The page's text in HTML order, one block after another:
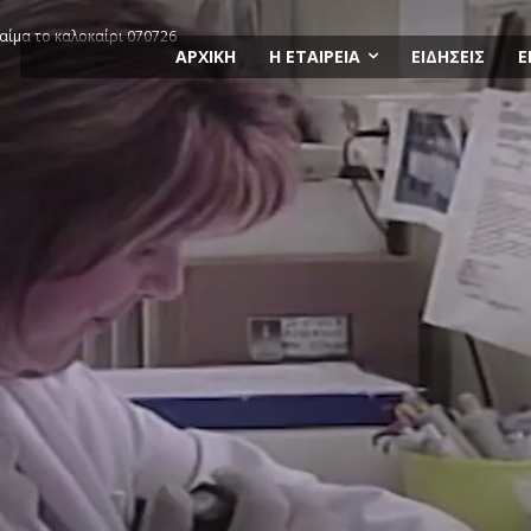
ΑΡΧΙΚΗ Η ΕΤΑΙΡΕΙΑ ΕΙΔΗΣΕΙΣ
το καλοκαίρι 070726